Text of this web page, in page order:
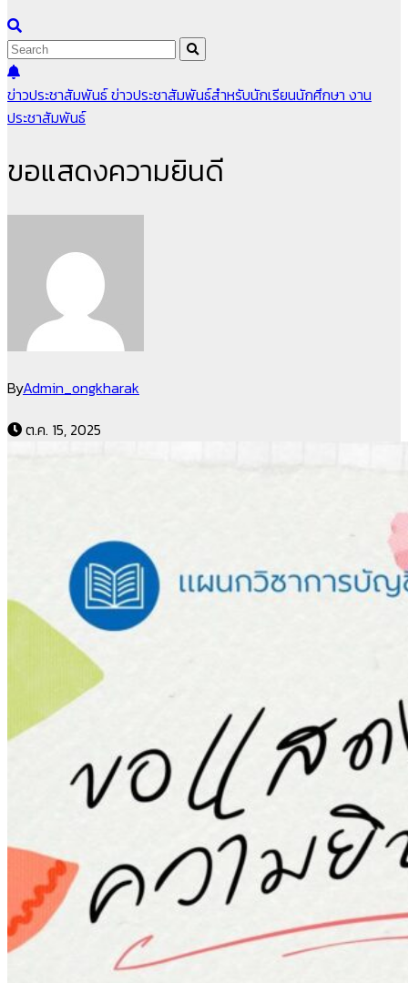
ข่าวประชาสัมพันธ์ข่าวประชาสัมพันธ์สำหรับนักเรียนนักศึกษา งาน
ประชาสัมพันธ์
ขอแสดงความยินดี
ByAdmin_ongkharak
ต.ค. 15, 2025